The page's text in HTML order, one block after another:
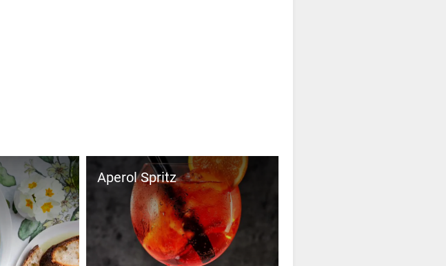
Aperol Spritz